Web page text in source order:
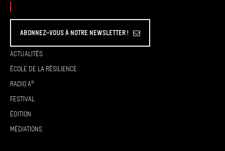
Abonnez-vous à Notre Newsletter !
Actualités
École de la résilience
Radio A°
Festival
Édition
Médiations